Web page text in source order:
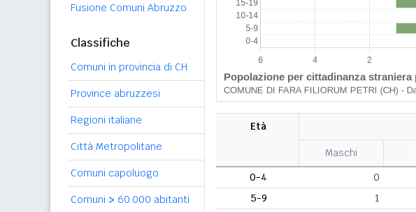
Fusione Comuni Abruzzo
Classifiche
Comuni in provincia di CH
Province abruzzesi
Regioni italiane
Città Metropolitane
Comuni capoluogo
Comuni > 60.000 abitanti
Età
Maschi
0-4
0
5-9
1